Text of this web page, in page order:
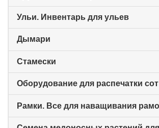
Ульи. Инвентарь для ульев
Дымари
Стамески
Оборудование для распечатки сот
Рамки. Все для наващивания